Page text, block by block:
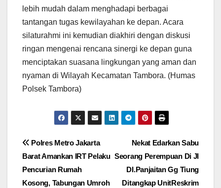
lebih mudah dalam menghadapi berbagai
tantangan tugas kewilayahan ke depan. Acara
silaturahmi ini kemudian diakhiri dengan diskusi
ringan mengenai rencana sinergi ke depan guna
menciptakan suasana lingkungan yang aman dan
nyaman di Wilayah Kecamatan Tambora. (Humas
Polsek Tambora)
Navigasi
pos
Nekat Edarkan Sabu
Seorang Perempuan Di Jl
DI.Panjaitan Gg Tiung
Ditangkap UnitReskrim
Polres Metro Jakarta
Barat Amankan IRT Pelaku
Pencurian Rumah
Kosong, Tabungan Umroh